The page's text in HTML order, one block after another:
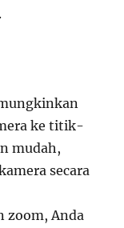
ke titik-
mudah,
secara
zoom, Anda